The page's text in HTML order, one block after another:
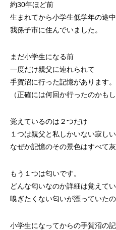
約30年ほど前
生まれてから小学生低学年の途
我孫子市に住んでいました。
まだ小学生になる前
一度だけ親父に連れられて
手賀沼に行った記憶があります。
（正確には何回か行ったのかも
覚えているのは２つだけ
１つは親父と私しかいない寂し
なぜか記憶のその景色はすべて灰
もう１つは匂いです。
どんな匂いなのか詳細は覚えて
嗅ぎたくない匂いが漂っていたの
小学生になってからの手賀沼の記